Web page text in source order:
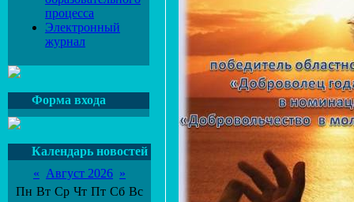
процесса
Электронный
журнал
Форма входа
Календарь новостей
« Август 2026 »
Пн Вт Ср Чт Пт Сб Вс